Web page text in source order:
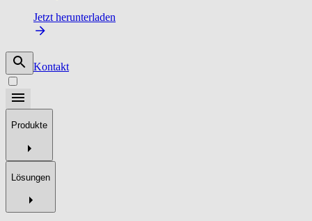
Jetzt herunterladen
Kontakt
Produkte
Lösungen